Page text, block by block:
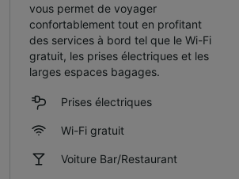
vous permet de voyager
confortablement tout en profitant
des services à bord tel que le Wi-Fi
gratuit, les prises électriques et les
larges espaces bagages.
Prises électriques
Wi-Fi gratuit
Voiture Bar/Restaurant